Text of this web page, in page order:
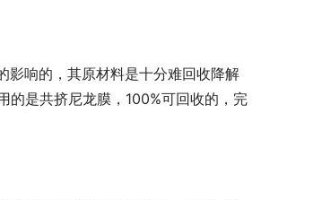
影响的，其原材料是十分难回收降解
的是共挤尼龙膜，100%可回收的，完